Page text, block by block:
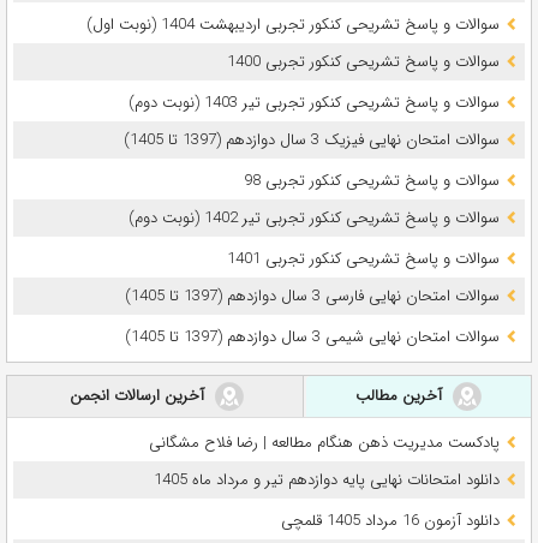
سوالات و پاسخ تشریحی کنکور تجربی اردیبهشت 1404 (نوبت اول)
سوالات و پاسخ تشریحی کنکور تجربی 1400
سوالات و پاسخ تشریحی کنکور تجربی تیر 1403 (نوبت دوم)
سوالات امتحان نهایی فیزیک 3 سال دوازدهم (1397 تا 1405)
سوالات و پاسخ تشریحی کنکور تجربی 98
سوالات و پاسخ تشریحی کنکور تجربی تیر 1402 (نوبت دوم)
سوالات و پاسخ تشریحی کنکور تجربی 1401
سوالات امتحان نهایی فارسی 3 سال دوازدهم (1397 تا 1405)
سوالات امتحان نهایی شیمی 3 سال دوازدهم (1397 تا 1405)
آخرین مطالب
آخرین ارسالات انجمن
پادکست مدیریت ذهن هنگام مطالعه | رضا فلاح مشگانی
دانلود امتحانات نهایی پایه دوازدهم تیر و مرداد ماه 1405
دانلود آزمون 16 مرداد 1405 قلمچی